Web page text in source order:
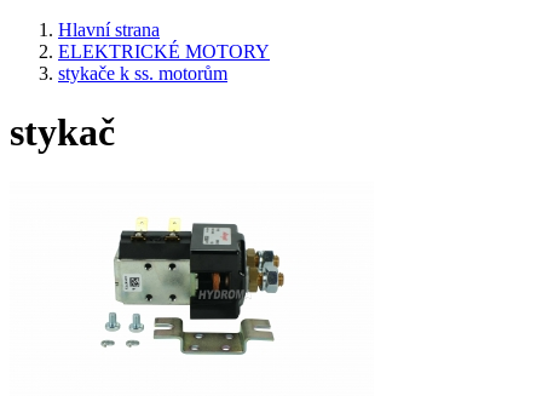
Hlavní strana
ELEKTRICKÉ MOTORY
stykače k ss. motorům
stykač